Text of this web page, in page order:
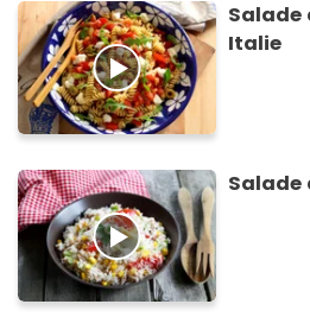
Salade
Italie
Salade